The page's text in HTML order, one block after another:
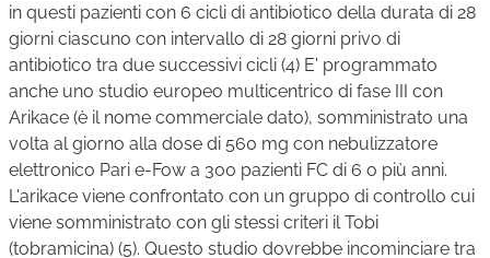
in questi pazienti con 6 cicli di antibiotico della durata di 28
giorni ciascuno con intervallo di 28 giorni privo di
antibiotico tra due successivi cicli (4) E' programmato
anche uno studio europeo multicentrico di fase III con
Arikace (è il nome commerciale dato), somministrato una
volta al giorno alla dose di 560 mg con nebulizzatore
elettronico Pari e-Fow a 300 pazienti FC di 6 o più anni.
L'arikace viene confrontato con un gruppo di controllo cui
viene somministrato con gli stessi criteri il Tobi
(tobramicina) (5). Questo studio dovrebbe incominciare tra